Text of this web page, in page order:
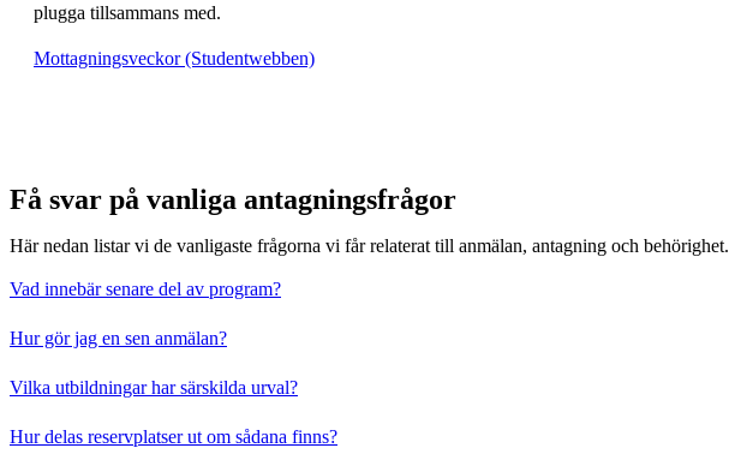
plugga tillsammans med.
Mottagningsveckor (Studentwebben)
Få svar på vanliga antagningsfrågor
Här nedan listar vi de vanligaste frågorna vi får relaterat till anmälan, antagning och behörighet.
Vad innebär senare del av program?
Hur gör jag en sen anmälan?
Vilka utbildningar har särskilda urval?
Hur delas reservplatser ut om sådana finns?